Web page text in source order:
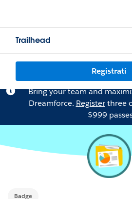
Trailhead
Registrati
Bring your team and
Dreamforce. Registerthree
$999
Badge